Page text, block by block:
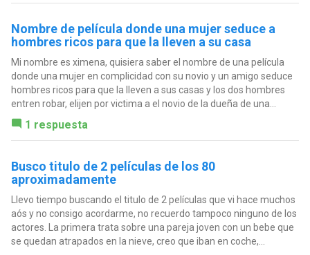
Nombre de película donde una mujer seduce a
hombres ricos para que la lleven a su casa
Mi nombre es ximena, quisiera saber el nombre de una película
donde una mujer en complicidad con su novio y un amigo seduce
hombres ricos para que la lleven a sus casas y los dos hombres
entren robar, elijen por victima a el novio de la dueña de una...
1 respuesta
Busco titulo de 2 películas de los 80
aproximadamente
Llevo tiempo buscando el titulo de 2 películas que vi hace muchos
aós y no consigo acordarme, no recuerdo tampoco ninguno de los
actores. La primera trata sobre una pareja joven con un bebe que
se quedan atrapados en la nieve, creo que iban en coche,...